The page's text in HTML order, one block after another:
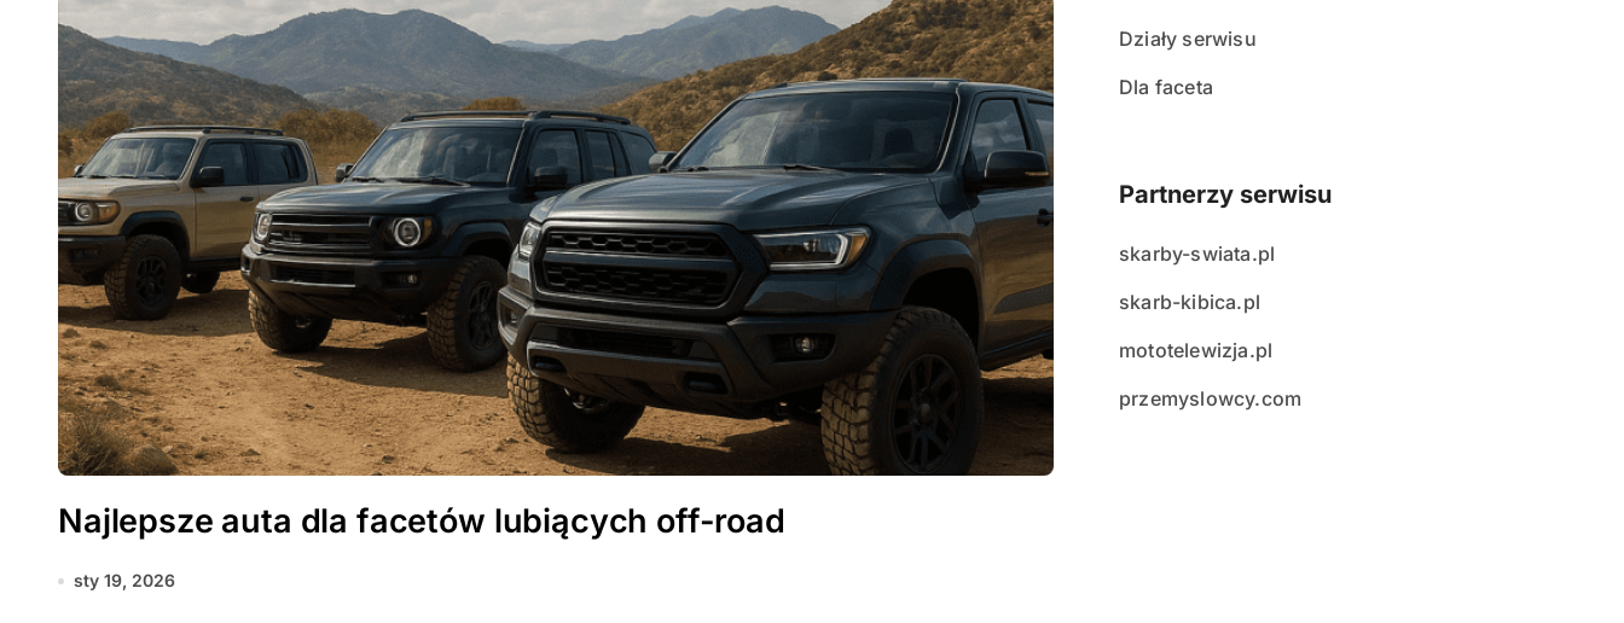
Najlepsze auta dla facetów lubiących off-road
sty 19, 2026
Działy serwisu
Dla faceta
Partnerzy serwisu
skarby-swiata.pl
skarb-kibica.pl
mototelewizja.pl
przemyslowcy.com